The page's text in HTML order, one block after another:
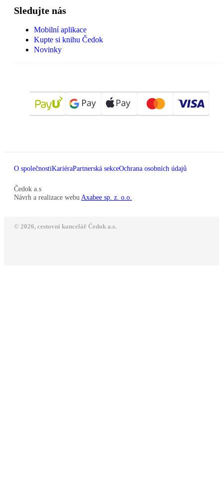
Sledujte nás
Mobilní aplikace
Kupte si knihu Čedok
Novinky
O společnostiKariéraPartnerská sekceOchrana osobních údajů
Čedok a.s
Návrh a realizace webu Axabee sp. z. o.o.
© 2026, cestovní kancelář Čedok a.s.